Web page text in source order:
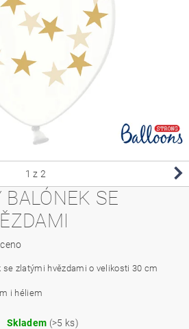
1 z 2
SE
se zlatými hvězdami o velikosti 30 cm
i héliem
Skladem (>5 ks)